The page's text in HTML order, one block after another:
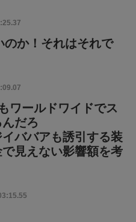
のか！それはそれで
ワールドワイドでス
だろ
ババアも誘引する装
見えない影響額を考